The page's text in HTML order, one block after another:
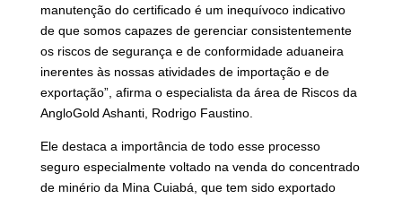
manutenção do certificado é um inequívoco indicativo
de que somos capazes de gerenciar consistentemente
os riscos de segurança e de conformidade aduaneira
inerentes às nossas atividades de importação e de
exportação”, afirma o especialista da área de Riscos da
AngloGold Ashanti, Rodrigo Faustino.
Ele destaca a importância de todo esse processo
seguro especialmente voltado na venda do concentrado
de minério da Mina Cuiabá, que tem sido exportado